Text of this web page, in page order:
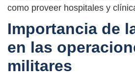
como proveer hospitales y
Importancia de
en las
militares